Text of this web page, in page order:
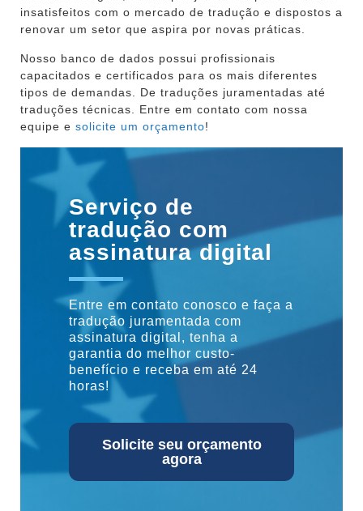
insatisfeitos com o mercado de tradução e dispostos a
renovar um setor que aspira por novas práticas.
Nosso banco de dados possui profissionais
capacitados e certificados para os mais diferentes
tipos de demandas. De traduções juramentadas até
traduções técnicas. Entre em contato com nossa
equipe e solicite um orçamento!
Serviço de
tradução com
assinatura digital
Entre em contato conosco e faça a
tradução juramentada com
assinatura digital, tenha a
garantia do melhor custo-
benefício e receba em até 24
horas!
Solicite seu orçamento
agora